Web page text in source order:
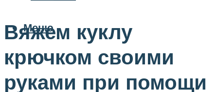
Меню
Вяжем куклу
крючком своими
руками при помощи